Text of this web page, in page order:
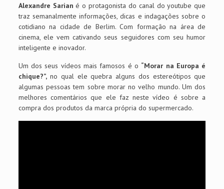
Alexandre Sarian é o protagonista do canal do youtube que
traz semanalmente informações, dicas e indagações sobre o
cotidiano na cidade de Berlim. Com formação na área de
cinema, ele vem cativando seus seguidores com seu humor
inteligente e inovador.
Um dos seus vídeos mais famosos é o “Morar na Europa é
chique?”,no qual ele quebra alguns dos estereótipos que
algumas pessoas tem sobre morar no velho mundo. Um dos
melhores comentários que ele faz neste vídeo é sobre a
compra dos produtos da marca própria do supermercado.